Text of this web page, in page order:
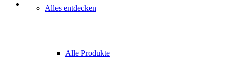
Alles entdecken
Alle Produkte